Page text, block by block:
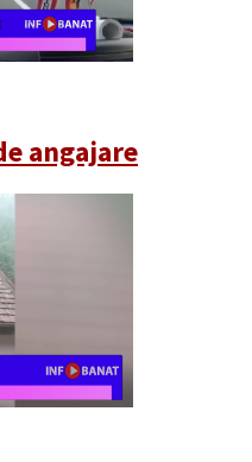
angajare